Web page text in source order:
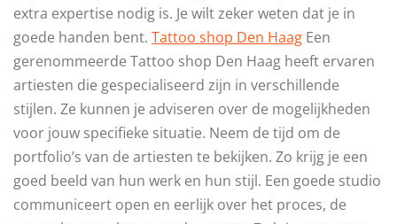
extra expertise nodig is. Je wilt zeker weten dat je in
goede handen bent. Tattoo shop Den Haag Een
gerenommeerde Tattoo shop Den Haag heeft ervaren
artiesten die gespecialiseerd zijn in verschillende
stijlen. Ze kunnen je adviseren over de mogelijkheden
voor jouw specifieke situatie. Neem de tijd om de
portfolio’s van de artiesten te bekijken. Zo krijg je een
goed beeld van hun werk en hun stijl. Een goede studio
communiceert open en eerlijk over het proces, de